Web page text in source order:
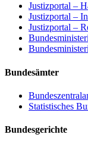
Justizportal –
Justizportal –
Justizportal –
Bundesämter
Statistisches
Bundesgerichte